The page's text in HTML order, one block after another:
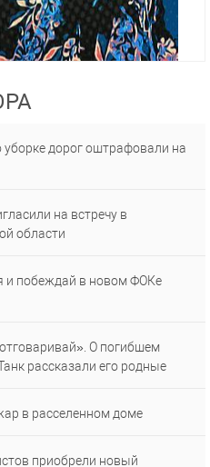
уборке дорог оштрафовали на
на встречу в
области
и побеждай в новом ФОКе
О погибшем
рассказали его родные
в расселенном доме
приобрели новый